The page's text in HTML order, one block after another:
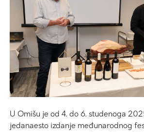
U Omišu je od 4. do 6. studenoga
jedanaesto izdanje međunarodnog